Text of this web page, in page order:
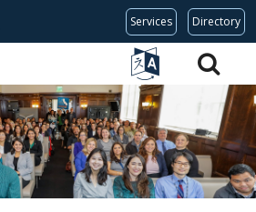
Services Directory